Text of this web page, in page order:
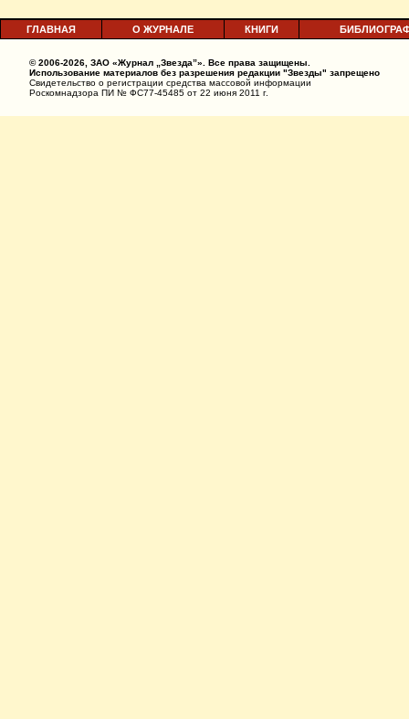
ГЛАВНАЯ О ЖУРНАЛЕ КНИГИ
© 2006-2026, ЗАО «Журнал „Звезда”». Все права защищены.
Использование материалов без разрешения редакции "Звезды" запрещено
Свидетельство о регистрации средства массовой информации
Роскомнадзора ПИ № ФС77-45485 от 22 июня 2011 г.